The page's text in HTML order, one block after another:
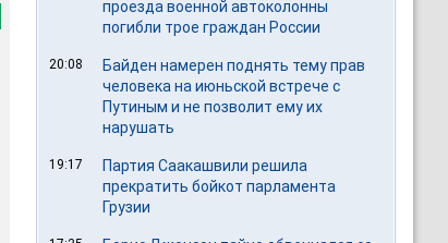
проезда военной автоколонны
погибли трое граждан России
20:08
Байден намерен поднять тему прав
человека на июньской встрече с
Путиным и не позволит ему их
нарушать
19:17
Партия Саакашвили решила
прекратить бойкот парламента
Грузии